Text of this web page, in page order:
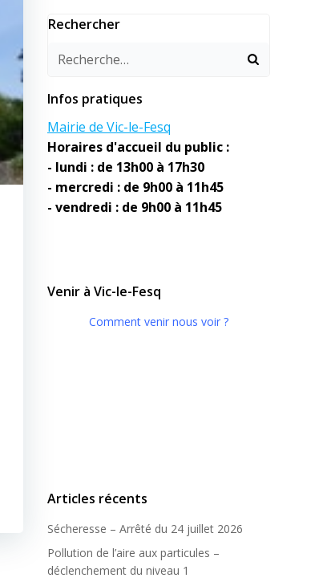
Rechercher
Infos pratiques
Mairie de Vic-le-Fesq
Horaires d'accueil du public :
- lundi : de 13h00 à 17h30
- mercredi : de 9h00 à 11h45
- vendredi : de 9h00 à 11h45
Venir à Vic-le-Fesq
Comment venir nous voir ?
Articles récents
Sécheresse – Arrêté du 24 juillet 2026
Pollution de l’aire aux particules –
déclenchement du niveau 1